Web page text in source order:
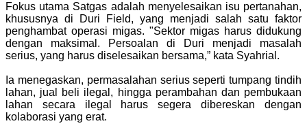
Fokus utama Satgas adalah menyelesaikan isu pertanahan,
khususnya di Duri Field, yang menjadi salah satu faktor
penghambat operasi migas. "Sektor migas harus didukung
dengan maksimal. Persoalan di Duri menjadi masalah
serius, yang harus diselesaikan bersama,” kata Syahrial.
Ia menegaskan, permasalahan serius seperti tumpang tindih
lahan, jual beli ilegal, hingga perambahan dan pembukaan
lahan secara ilegal harus segera dibereskan dengan
kolaborasi yang erat.